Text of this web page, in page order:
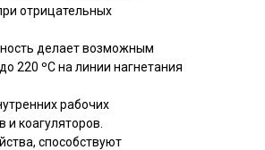
отрицательных
делает возможным
220 ºC на линии нагнетания
рабочих
коагуляторов.
способствуют